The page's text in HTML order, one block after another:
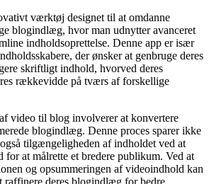
værktøj designet til at omdanne
blogindlæg, hvor man udnytter avanceret
indholdsoprettelse. Denne app er især
der ønsker at genbruge deres
skriftligt indhold, hvorved deres
rækkevidde på tværs af forskellige
video til blog involverer at konvertere
blogindlæg. Denne proces sparer ikke
tilgængeligheden af ​​indholdet ved at
for at målrette et bredere publikum. Ved at
og opsummeringen af ​​videoindhold kan
raffinere deres blogindlæg for bedre